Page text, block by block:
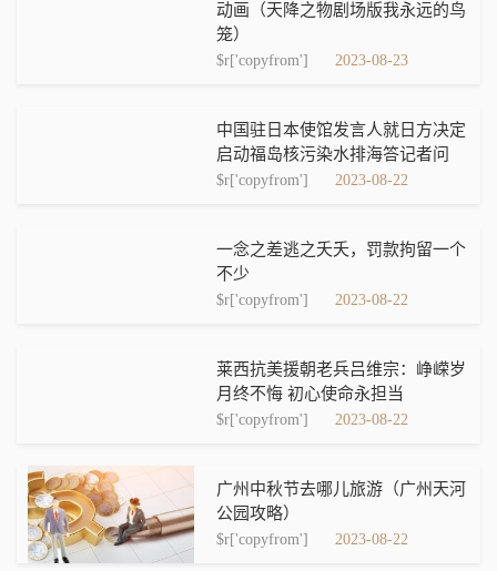
动画（天降之物剧场版我永远的鸟
笼）
$r['copyfrom'] 2023-08-23
中国驻日本使馆发言人就日方决定
启动福岛核污染水排海答记者问
$r['copyfrom'] 2023-08-22
一念之差逃之夭夭，罚款拘留一个
不少
$r['copyfrom'] 2023-08-22
莱西抗美援朝老兵吕维宗：峥嵘岁
月终不悔 初心使命永担当
$r['copyfrom'] 2023-08-22
广州中秋节去哪儿旅游（广州天河
公园攻略）
$r['copyfrom'] 2023-08-22